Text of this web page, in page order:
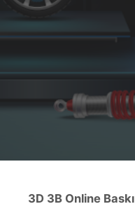
3D 3B Online Baskı